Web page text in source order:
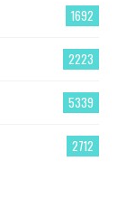
1692
2223
5339
2712